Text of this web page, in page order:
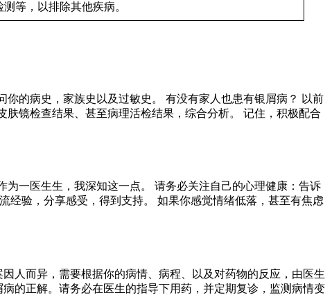
等，以排除其他疾病。
的病史，家族史以及过敏史。 有没有家人也患有银屑病？ 以前
镜检查结果、甚至病理活检结果，综合分析。 记住，积极配合
一医生生，我深知这一点。 请务必关注自己的心理健康：告诉
经验，分享感受，得到支持。 如果你感觉情绪低落，甚至有焦虑
人而异，需要根据你的病情、病程、以及对药物的反应，由医生
的正解。请务必在医生的指导下用药，并定期复诊，监测病情变